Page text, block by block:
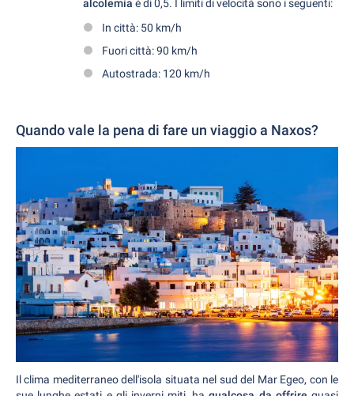
alcolemia è di 0,5. I limiti di velocità sono i seguenti:
In città: 50 km/h
Fuori città: 90 km/h
Autostrada: 120 km/h
Quando vale la pena di fare un viaggio a Naxos?
Il clima mediterraneo dell'isola situata nel sud del Mar Egeo, con le